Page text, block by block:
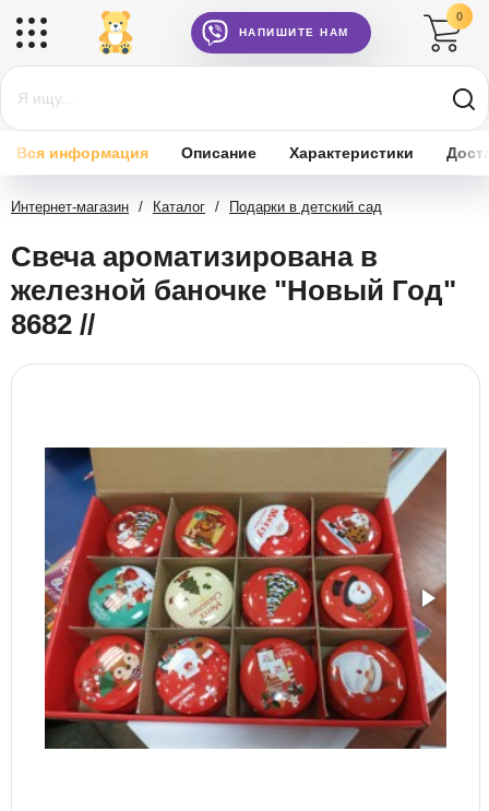
НАПИШИТЕ НАМ
0
Вся информация Описание Характеристики
Интернет-магазин / Каталог / Подарки в детский сад
Свеча ароматизирована в
железной баночке "Новый Год"
8682 //